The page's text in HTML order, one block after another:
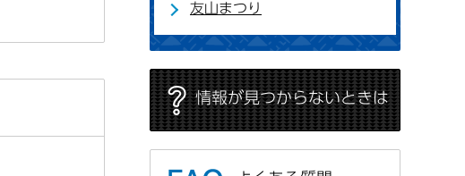
友山まつり
情報が見つからないときは